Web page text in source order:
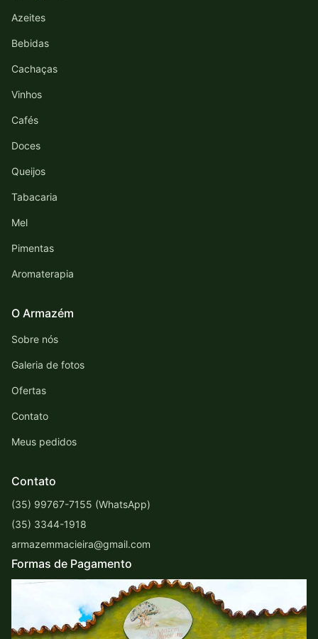
Azeites
Bebidas
Cachaças
Vinhos
Cafés
Doces
Queijos
Tabacaria
Mel
Pimentas
Aromaterapia
O Armazém
Sobre nós
Galeria de fotos
Ofertas
Contato
Meus pedidos
Contato
(35) 99767-7155 (WhatsApp)
(35) 3344-1918
armazemmacieira@gmail.com
Formas de Pagamento